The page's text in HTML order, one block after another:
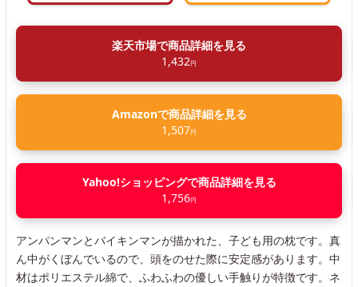
楽天市場で商品詳細を見る
1,432円
Amazonで商品詳細を見る
1,507円
Yahoo!ショッピングで商品詳細を見る
1,756円
アンパンマンとバイキンマンが描かれた、子ども用の枕です。真
ん中がくぼんでいるので、頭をのせた際に安定感があります。中
材はポリエステル綿で、ふわふわの優しい手触りが特徴です。ネ